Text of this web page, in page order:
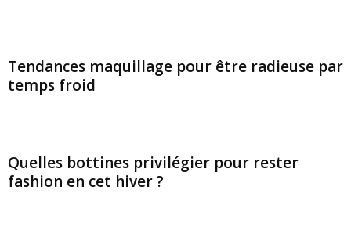
Tendances maquillage pour être radieuse par
temps froid
Quelles bottines privilégier pour rester
fashion en cet hiver ?